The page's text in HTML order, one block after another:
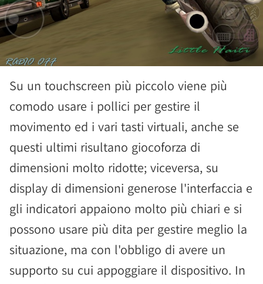
Su un touchscreen più piccolo viene più
comodo usare i pollici per gestire il
movimento ed i vari tasti virtuali, anche se
questi ultimi risultano giocoforza di
dimensioni molto ridotte; viceversa, su
display di dimensioni generose l'interfaccia e
gli indicatori appaiono molto più chiari e si
possono usare più dita per gestire meglio la
situazione, ma con l'obbligo di avere un
supporto su cui appoggiare il dispositivo. In